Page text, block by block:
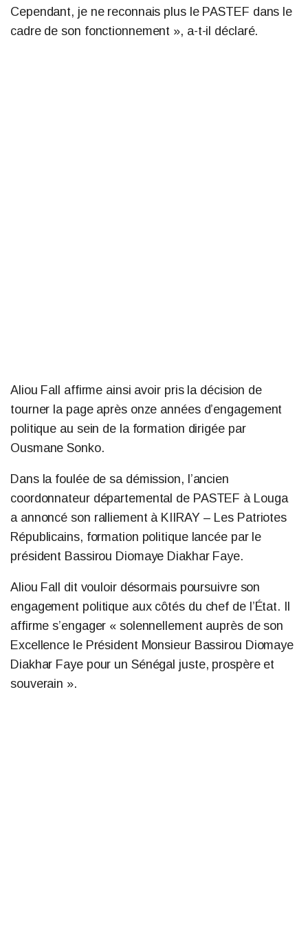
Cependant, je ne reconnais plus le PASTEF dans le
cadre de son fonctionnement », a-t-il déclaré.
Aliou Fall affirme ainsi avoir pris la décision de
tourner la page après onze années d’engagement
politique au sein de la formation dirigée par
Ousmane Sonko.
Dans la foulée de sa démission, l’ancien
coordonnateur départemental de PASTEF à Louga
a annoncé son ralliement à KIIRAY – Les Patriotes
Républicains, formation politique lancée par le
président Bassirou Diomaye Diakhar Faye.
Aliou Fall dit vouloir désormais poursuivre son
engagement politique aux côtés du chef de l’État. Il
affirme s’engager « solennellement auprès de son
Excellence le Président Monsieur Bassirou Diomaye
Diakhar Faye pour un Sénégal juste, prospère et
souverain ».